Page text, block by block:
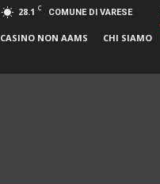
28.1 C COMUNE DI VARESE
CASINO NON AAMS CHI SIAMO